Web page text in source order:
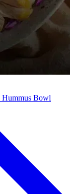
Hummus Bowl